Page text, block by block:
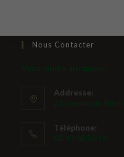
Nous Contacter
Vous rendre au magasin
Addresse:
22 chemin de
Téléphone:
02 43 68 80 16